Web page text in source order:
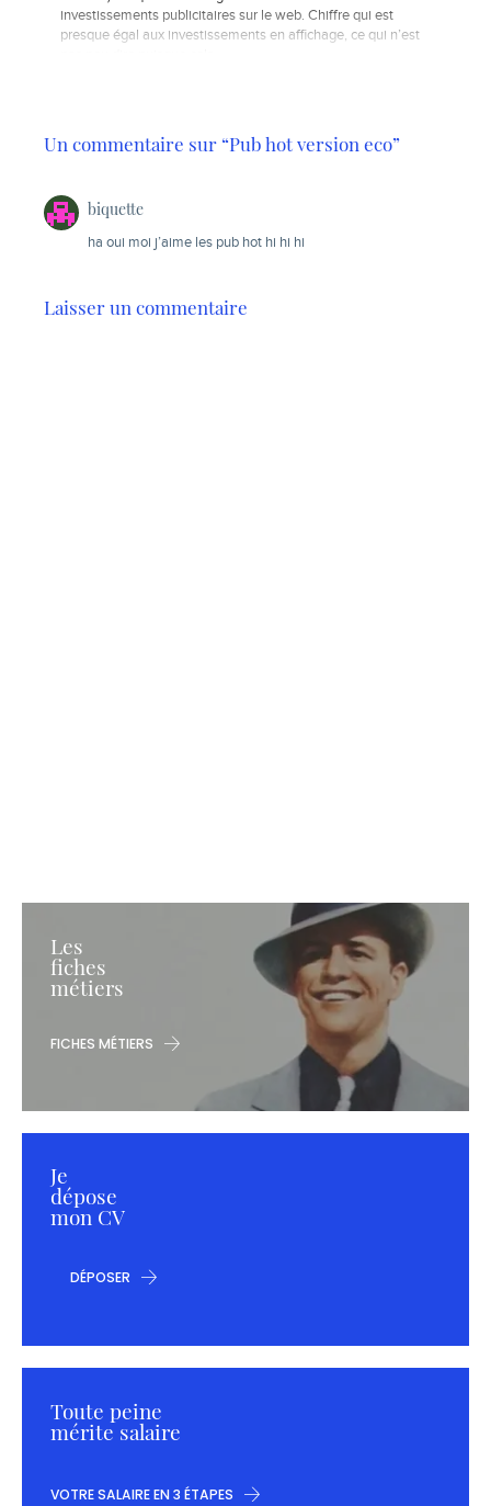
investissements publicitaires sur le web. Chiffre qui est
presque égal aux investissements en affichage, ce qui n’est
Un commentaire sur “Pub hot version eco”
biquette
ha oui moi j’aime les pub hot hi hi hi
Laisser un commentaire
Les
fiches
métiers
FICHES MÉTIERS
Je
dépose
mon CV
DÉPOSER
Toute peine
mérite salaire
VOTRE SALAIRE EN 3 ÉTAPES